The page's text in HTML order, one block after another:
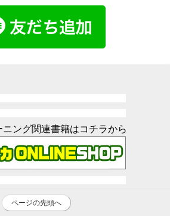
ング関連書籍はコチラから
ページの先頭へ